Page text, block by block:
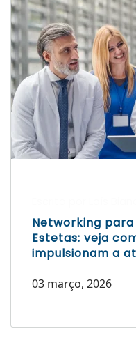
Networking
Estetas: veja
impulsionam a
03 março, 2026